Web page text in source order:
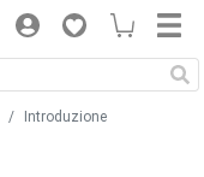
Introduzione